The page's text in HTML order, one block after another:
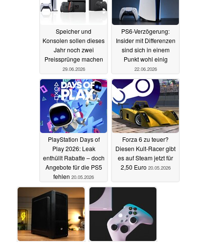
Speicher und
Konsolen sollen dieses
Jahr noch zwei
Preissprünge machen
29.06.2026
PS6-Verzögerung:
Insider mit Differenzen
sind sich in einem
Punkt wohl einig
22.06.2026
PlayStation Days of
Play 2026: Leak
enthüllt Rabatte – doch
Angebote für die PS5
fehlen 20.05.2026
Forza 6 zu teuer?
Diesen Kult-Racer gibt
es auf Steam jetzt für
2,50 Euro 20.05.2026